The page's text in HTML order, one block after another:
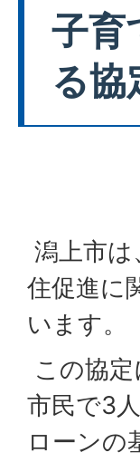
子育
る協
潟上市
住促進に
います。
この協
市民で3
ローンの